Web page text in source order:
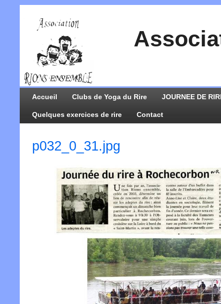
Accueil Clubs de Yoga du Rire JOURNEE DE
Quelques exercices de rire Contact
p032_0_31.jpg